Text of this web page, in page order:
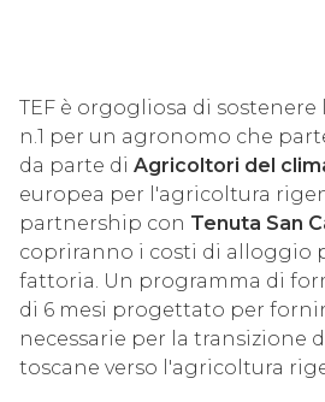
TEF è orgogliosa di
n.1 per un agronomo che
da parte di Agricoltori del
europea per l'agricoltura
partnership con Tenuta San
copriranno i costi di alloggio
fattoria. Un programma di
di 6 mesi progettato per
necessarie per la transizione
toscane verso l'agricoltura